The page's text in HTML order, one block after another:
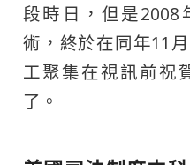
段時日，但是2008
術，終於在同年11
工聚集在視訊前祝
了。